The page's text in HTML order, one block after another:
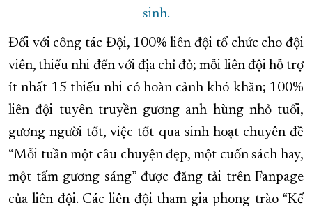
sinh.
Đối với công tác Đội, 100% liên đội tổ chức cho đội
viên, thiếu nhi đến với địa chỉ đỏ; mỗi liên đội hỗ trợ
ít nhất 15 thiếu nhi có hoàn cảnh khó khăn; 100%
liên đội tuyên truyền gương anh hùng nhỏ tuổi,
gương người tốt, việc tốt qua sinh hoạt chuyên đề
“Mỗi tuần một câu chuyện đẹp, một cuốn sách hay,
một tấm gương sáng” được đăng tải trên Fanpage
của liên đội. Các liên đội tham gia phong trào “Kế